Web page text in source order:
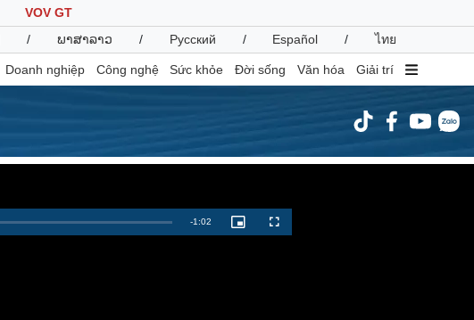
VOV GT
/ ພາສາລາວ / Русский / Español / ไทย
Doanh nghiệp Công nghệ Sức khỏe Đời sống Văn hóa Giải trí
Bất động sản
Khởi nghiệp
Giá vàng
Tiêu dùng
Remaining
-1:02
Picture-
in-
Fullscreen